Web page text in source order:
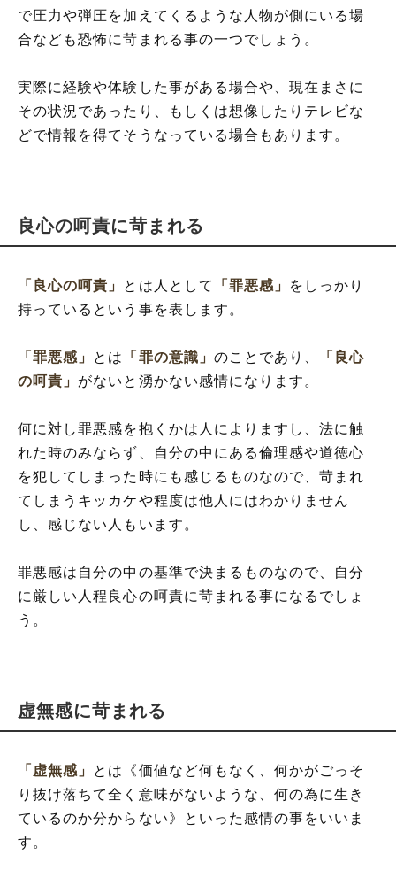
で圧力や弾圧を加えてくるような人物が側にいる場
合なども恐怖に苛まれる事の一つでしょう。
実際に経験や体験した事がある場合や、現在まさに
その状況であったり、もしくは想像したりテレビな
どで情報を得てそうなっている場合もあります。
良心の呵責に苛まれる
「良心の呵責」 とは人として 「罪悪感」
をしっかり
持っているという事を表します。
「罪悪感」 とは 「罪の意識」 のことであり、
「良心
の呵責」 がないと湧かない感情になります。
何に対し罪悪感を抱くかは人によりますし、法に触
れた時のみならず、自分の中にある倫理感や道徳心
を犯してしまった時にも感じるものなので、苛まれ
てしまうキッカケや程度は他人にはわかりません
し、感じない人もいます。
罪悪感は自分の中の基準で決まるものなので、自分
に厳しい人程良心の呵責に苛まれる事になるでしょ
う。
虚無感に苛まれる
「虚無感」 とは《価値など何もなく、何かがごっそ
り抜け落ちて全く意味がないような、何の為に生き
ているのか分からない》といった感情の事をいいま
す。